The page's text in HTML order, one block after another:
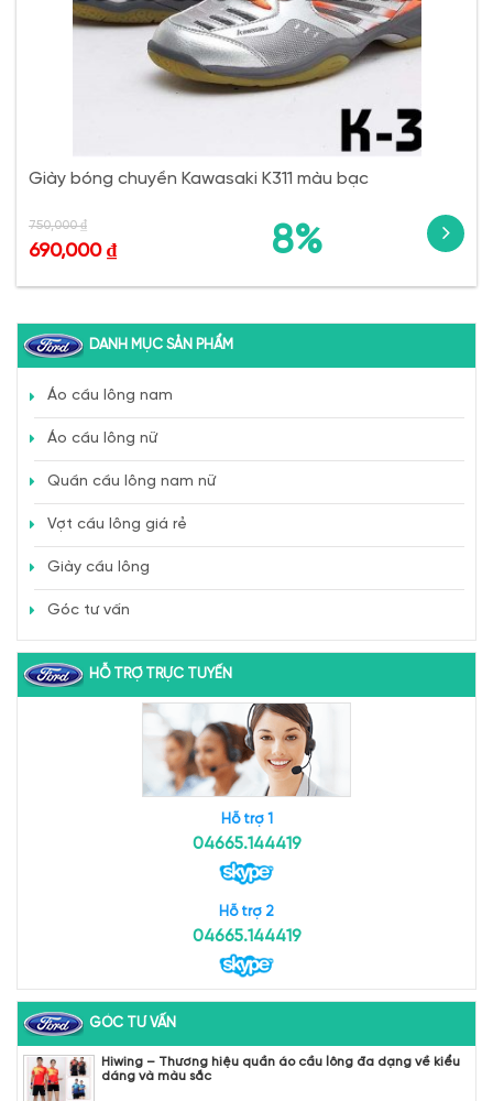
Giày bóng chuyền Kawasaki K311 màu bạc
8%
750,000₫
690,000 ₫
DANH MỤC SẢN PHẨM
Áo cầu lông nam
Áo cầu lông nữ
Quần cầu lông nam nữ
Vợt cầu lông giá rẻ
Giày cầu lông
Góc tư vấn
HỖ TRỢ TRỰC TUYẾN
Hỗ trợ 1
04665.144419
Hỗ trợ 2
04665.144419
GÓC TƯ VẤN
Hiwing – Thương hiệu quần áo cầu lông đa dạng về kiểu
dáng và màu sắc